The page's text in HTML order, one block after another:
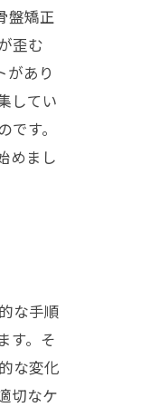
盤矯正
歪む
あり
してい
す。
めまし
な手順
す。そ
な変化
切なケ